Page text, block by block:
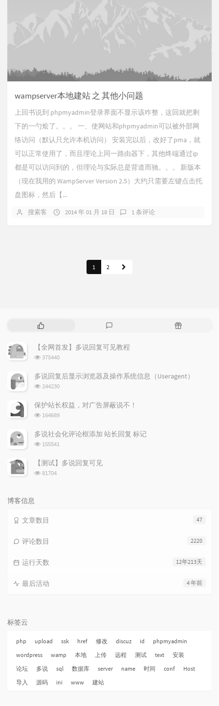
wampserver本地建站 之 其他小问题
上回书说到 phpmyadmin登录界面不显示该咋整，这回就把剩
下的一勺烩了。。。 一、使网站和phpmyadmin可以被外部网
络访问（默认只允许本机访问） 安装完以后，改好了pma，就
可以正常使用了，而且理论上同一路由器下，其他终端通过ip
都是可以访问到的，但理论与实际总是背道而驰。。。 新版本
（现在我用的 WampServer Version 2.5）大约只需要左键点击托
盘图标，然后【...
搜索客 2014 年 01 月 18 日 1 条评论
1 2
热
文
章
评
论
随
【全网首发】多说回复可见教程
浏
次
数:
375440
多说回复后显示浏览器及操作系统信息（Useragent）
浏
次
数:
244230
保护站长权益，对广告屏蔽说不！
浏
次
数:
164689
多说社会化评论框添加 站长回复 标记
浏
次
数:
155541
【测试】多说回复可见
浏
81704
博客信息
47
文章数目
2220
评论数目
12年213天
运行天数
4 年前
最后活动
标签云
php upload ssk href 修改 discuz id
phpmyadmin
wordpress
wamp 本地 上传 远程 测试 text
安装
论坛
多说 sql 数据库 server name 时间 conf
Host
导入
源码 ini www 建站